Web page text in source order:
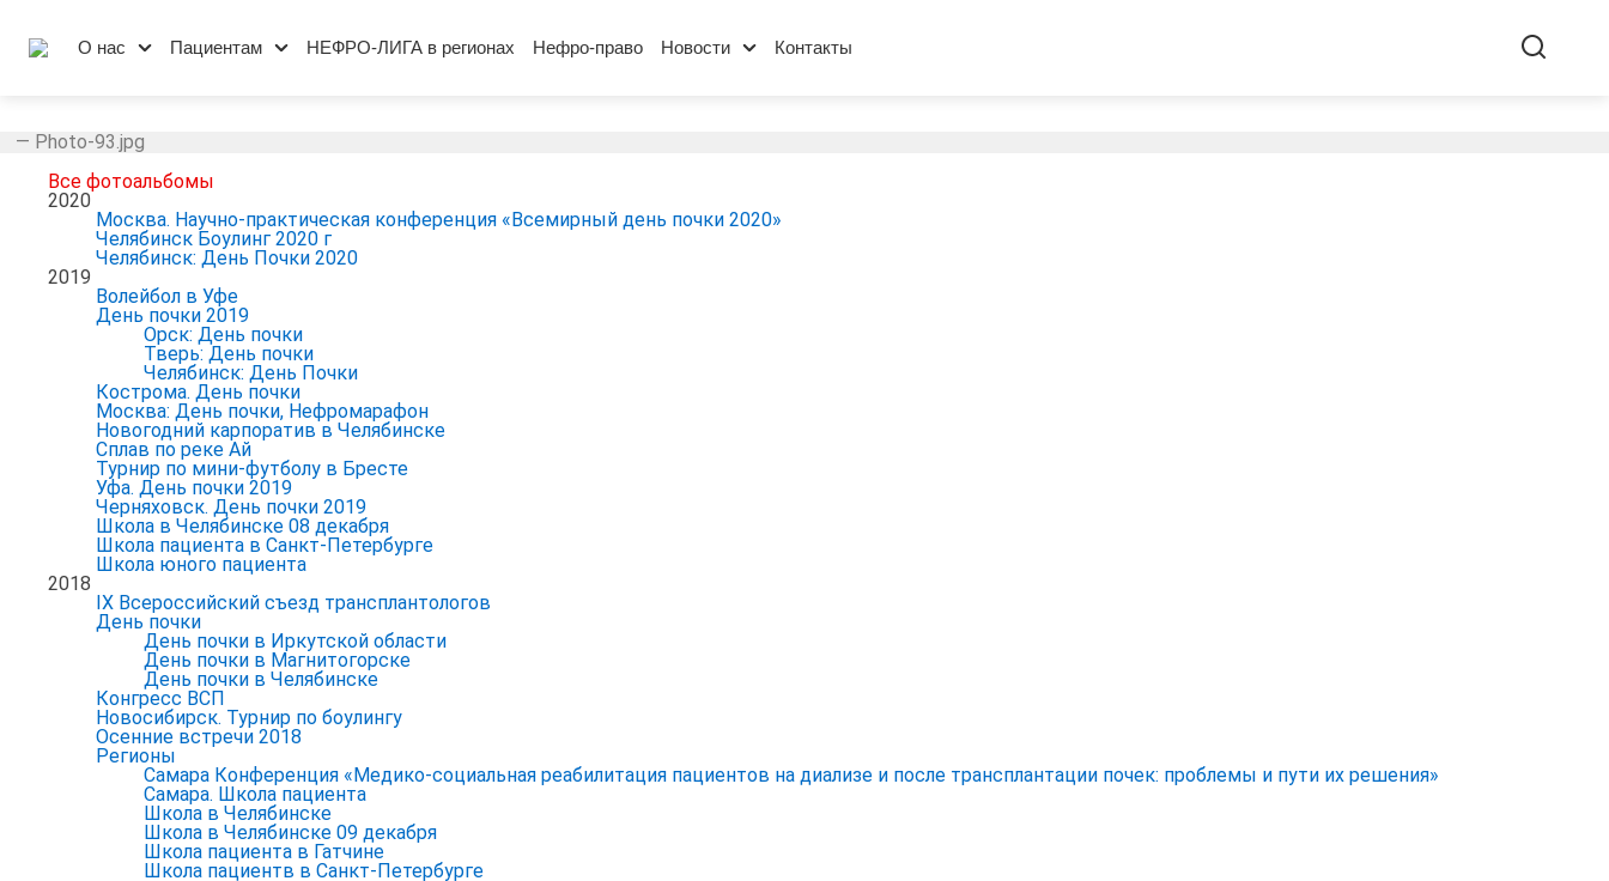
О нас Пациентам НЕФРО-ЛИГА в регионах Нефро-право Новости Контакты
— Photo-93.jpg
Все фотоальбомы
2020
Москва. Научно-практическая конференция «Всемирный день почки 2020»
Челябинск Боулинг 2020 г
Челябинск: День Почки 2020
2019
Волейбол в Уфе
День почки 2019
Орск: День почки
Тверь: День почки
Челябинск: День Почки
Кострома. День почки
Москва: День почки, Нефромарафон
Новогодний карпоратив в Челябинске
Сплав по реке Ай
Турнир по мини-футболу в Бресте
Уфа. День почки 2019
Черняховск. День почки 2019
Школа в Челябинске 08 декабря
Школа пациента в Санкт-Петербурге
Школа юного пациента
2018
IX Всероссийский съезд трансплантологов
День почки
День почки в Иркутской области
День почки в Магнитогорске
День почки в Челябинске
Конгресс ВСП
Новосибирск. Турнир по боулингу
Осенние встречи 2018
Регионы
Самара Конференция «Медико-социальная реабилитация пациентов на диализе и после трансплантации почек: проблемы и пути их решения»
Самара. Школа пациента
Школа в Челябинске
Школа в Челябинске 09 декабря
Школа пациента в Гатчине
Школа пациентв в Санкт-Петербурге